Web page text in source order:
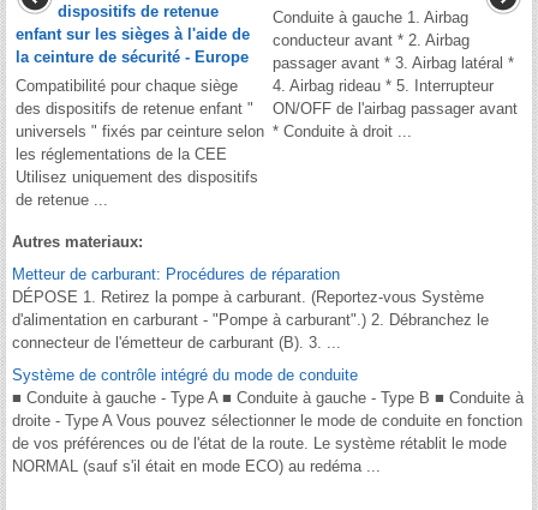
dispositifs de retenue
enfant sur les sièges à l'aide de
la ceinture de sécurité - Europe
Compatibilité pour chaque siège
des dispositifs de retenue enfant "
universels " fixés par ceinture selon
les réglementations de la CEE
Utilisez uniquement des dispositifs
de retenue ...
Conduite à gauche 1. Airbag
conducteur avant * 2. Airbag
passager avant * 3. Airbag latéral *
4. Airbag rideau * 5. Interrupteur
ON/OFF de l'airbag passager avant
* Conduite à droit ...
Autres materiaux:
Metteur de carburant: Procédures de réparation
DÉPOSE 1. Retirez la pompe à carburant. (Reportez-vous Système
d'alimentation en carburant - "Pompe à carburant".) 2. Débranchez le
connecteur de l'émetteur de carburant (B). 3. ...
Système de contrôle intégré du mode de conduite
■ Conduite à gauche - Type A ■ Conduite à gauche - Type B ■ Conduite à
droite - Type A Vous pouvez sélectionner le mode de conduite en fonction
de vos préférences ou de l'état de la route. Le système rétablit le mode
NORMAL (sauf s'il était en mode ECO) au redéma ...